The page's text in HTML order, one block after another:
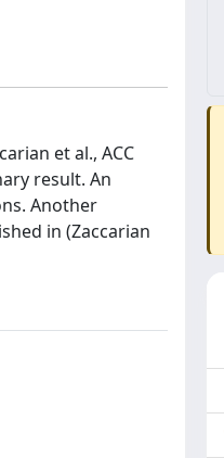
et al., ACC
result. An
Another
in (Zaccarian